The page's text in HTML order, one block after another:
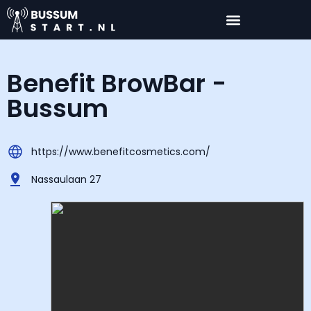
Benefit BrowBar -
Bussum
https://www.benefitcosmetics.com/
Nassaulaan 27